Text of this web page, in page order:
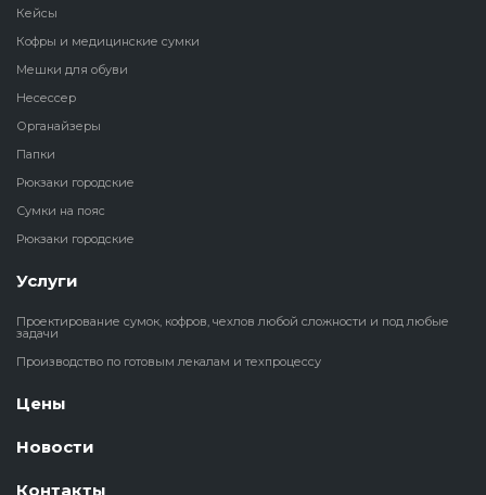
Кейсы
Кофры и медицинские сумки
Мешки для обуви
Несессер
Органайзеры
Папки
Рюкзаки городские
Сумки на пояс
Рюкзаки городские
Услуги
Проектирование сумок, кофров, чехлов любой сложности и под любые
задачи
Производство по готовым лекалам и техпроцессу
Цены
Новости
Контакты